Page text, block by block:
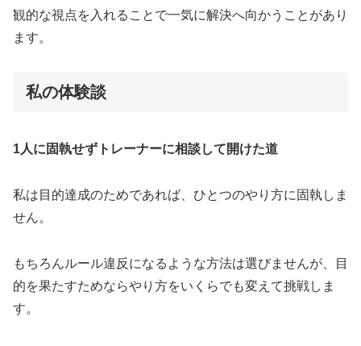
観的な視点を入れることで一気に解決へ向かうことがあり
ます。
私の体験談
1人に固執せずトレーナーに相談して開けた道
私は目的達成のためであれば、ひとつのやり方に固執しま
せん。
もちろんルール違反になるような方法は選びませんが、目
的を果たすためならやり方をいくらでも変えて挑戦しま
す。